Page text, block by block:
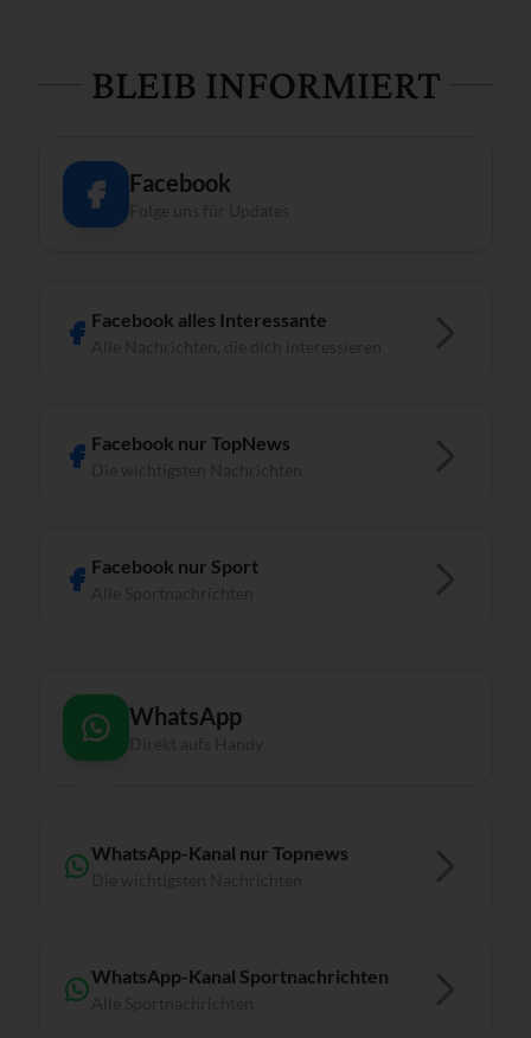
BLEIB INFORMIERT
Facebook
Facebook alles Interessante
Facebook nur TopNews
Facebook nur Sport
WhatsApp
WhatsApp-Kanal nur Topnews
WhatsApp-Kanal Sportnachrichten